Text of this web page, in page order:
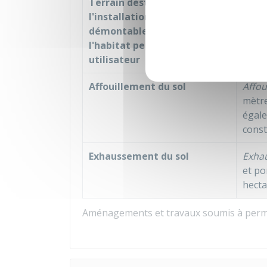
Aménagements et travaux soumis à
l'installation de résidences
démontables constituant
l'habitat permanent de leur
utilisateur
Affouillement du sol
Exhaussement du sol
et